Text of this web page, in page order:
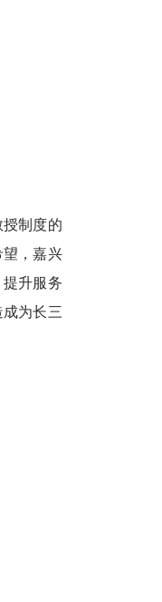
制度的
，嘉兴
升服务
为长三